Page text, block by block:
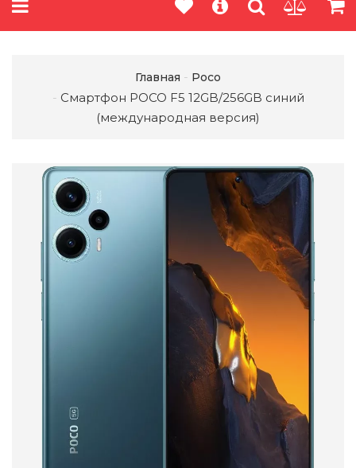
Главная Poco
Смартфон POCO F5 12GB/256GB синий
(международная версия)